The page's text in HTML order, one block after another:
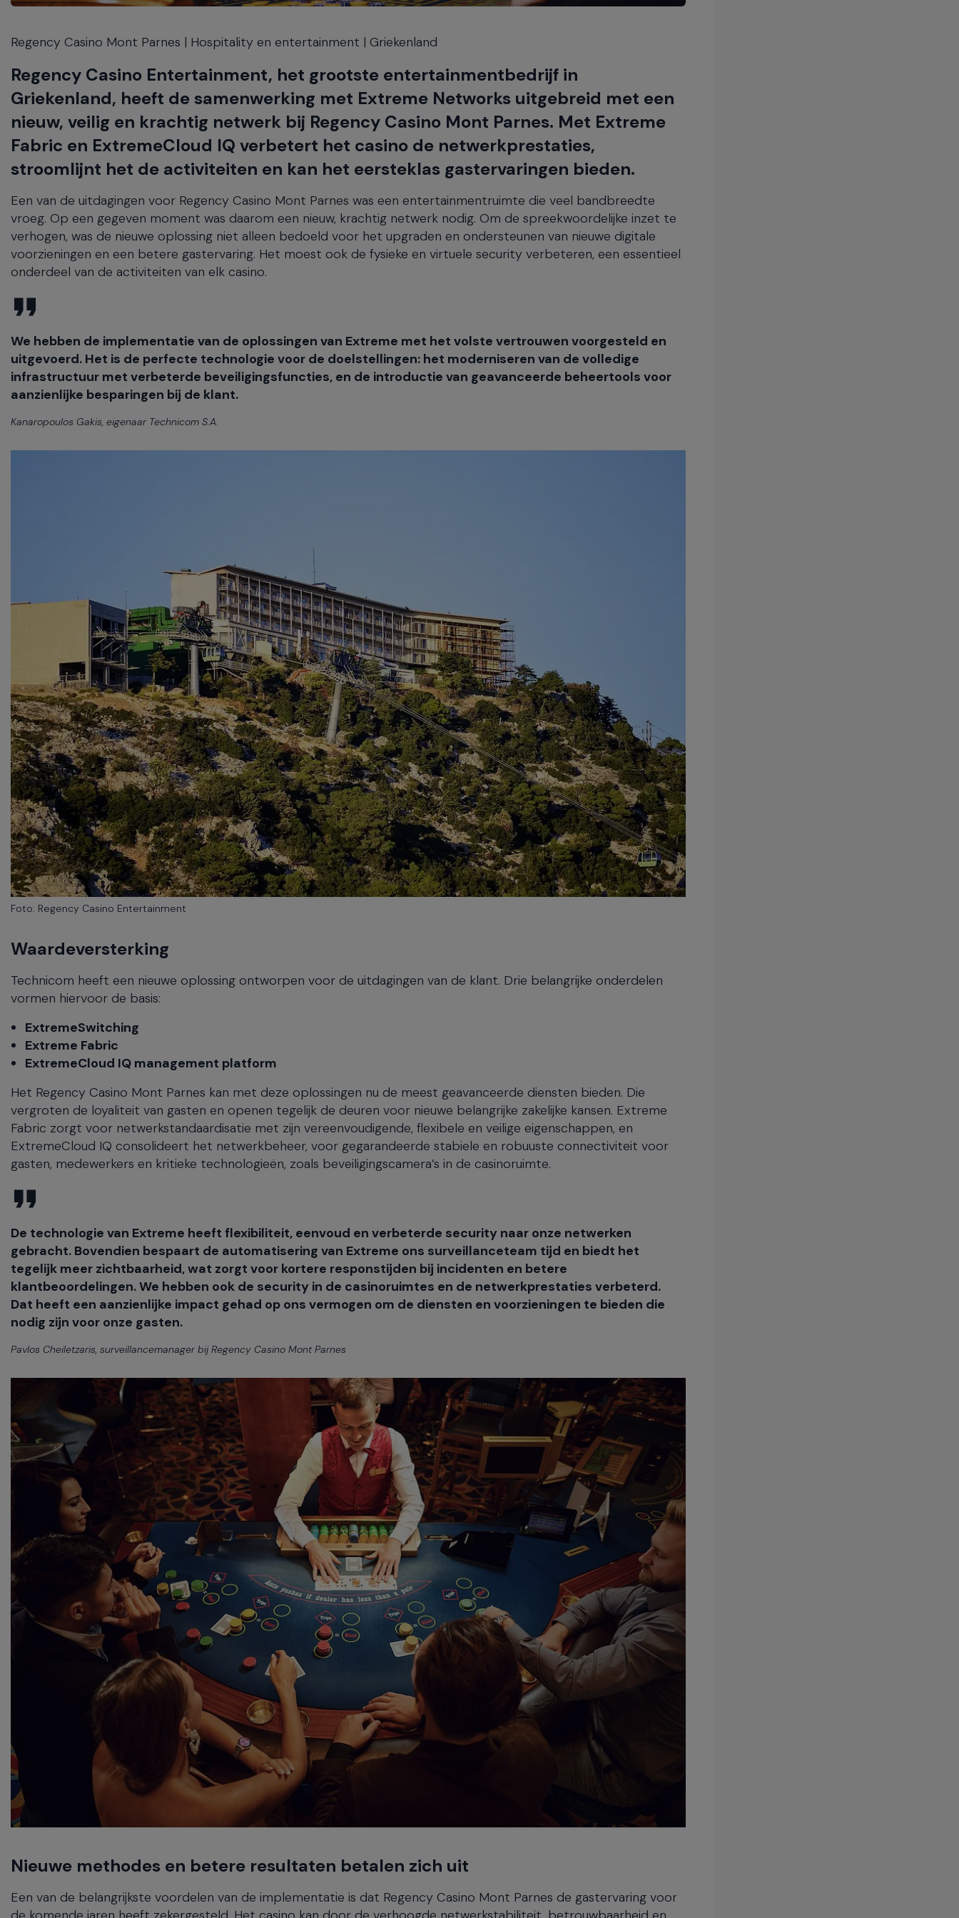
will
the
menu.
Spacebar
will
open
the
current
menu.
Regency Casino Mont Parnes | Hospitality en entertainment | Griekenland
Regency Casino Entertainment, het grootste entertainmentbedrijf in
Griekenland, heeft de samenwerking met Extreme Networks uitgebreid met een
nieuw, veilig en krachtig netwerk bij Regency Casino Mont Parnes. Met Extreme
Fabric en ExtremeCloud IQ verbetert het casino de netwerkprestaties,
stroomlijnt het de activiteiten en kan het eersteklas gastervaringen bieden.
Een van de uitdagingen voor Regency Casino Mont Parnes was een entertainmentruimte die veel bandbreedte
vroeg. Op een gegeven moment was daarom een nieuw, krachtig netwerk nodig. Om de spreekwoordelijke inzet te
verhogen, was de nieuwe oplossing niet alleen bedoeld voor het upgraden en ondersteunen van nieuwe digitale
voorzieningen en een betere gastervaring. Het moest ook de fysieke en virtuele security verbeteren, een essentieel
onderdeel van de activiteiten van elk casino.
We hebben de implementatie van de oplossingen van Extreme met het volste vertrouwen voorgesteld en
uitgevoerd. Het is de perfecte technologie voor de doelstellingen: het moderniseren van de volledige
infrastructuur met verbeterde beveiligingsfuncties, en de introductie van geavanceerde beheertools voor
aanzienlijke besparingen bij de klant.
Kanaropoulos Gakis, eigenaar Technicom S.A.
Foto: Regency Casino Entertainment
Waardeversterking
Technicom heeft een nieuwe oplossing ontworpen voor de uitdagingen van de klant. Drie belangrijke onderdelen
vormen hiervoor de basis:
ExtremeSwitching
Extreme Fabric
ExtremeCloud IQ management platform
Het Regency Casino Mont Parnes kan met deze oplossingen nu de meest geavanceerde diensten bieden. Die
vergroten de loyaliteit van gasten en openen tegelijk de deuren voor nieuwe belangrijke zakelijke kansen. Extreme
Fabric zorgt voor netwerkstandaardisatie met zijn vereenvoudigende, flexibele en veilige eigenschappen, en
ExtremeCloud IQ consolideert het netwerkbeheer, voor gegarandeerde stabiele en robuuste connectiviteit voor
gasten, medewerkers en kritieke technologieën, zoals beveiligingscamera’s in de casinoruimte.
De technologie van Extreme heeft flexibiliteit, eenvoud en verbeterde security naar onze netwerken
gebracht. Bovendien bespaart de automatisering van Extreme ons surveillanceteam tijd en biedt het
tegelijk meer zichtbaarheid, wat zorgt voor kortere responstijden bij incidenten en betere
klantbeoordelingen. We hebben ook de security in de casinoruimtes en de netwerkprestaties verbeterd.
Dat heeft een aanzienlijke impact gehad op ons vermogen om de diensten en voorzieningen te bieden die
nodig zijn voor onze gasten.
Pavlos Cheiletzaris, surveillancemanager bij Regency Casino Mont Parnes
Nieuwe methodes en betere resultaten betalen zich uit
Een van de belangrijkste voordelen van de implementatie is dat Regency Casino Mont Parnes de gastervaring voor
de komende jaren heeft zekergesteld. Het casino kan door de verhoogde netwerkstabiliteit, betrouwbaarheid en